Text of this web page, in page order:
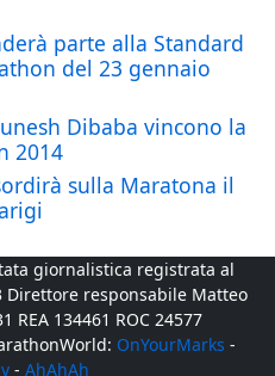
parte alla Standard
del 23 gennaio
Dibaba vincono la
2014
sulla Maratona il
giornalistica registrata al
Direttore responsabile Matteo
REA 134461 ROC 24577
OnYourMarks -
- AhAhAh